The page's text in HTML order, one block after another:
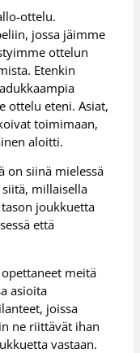
ottelu.
jossa jäimme
ottelun
Etenkin
ottelu eteni. Asiat,
toimimaan,
aloitti.
on siinä mielessä
millaisella
joukkuetta
että
meitä
asioita
joissa
ne riittävät ihan
vastaan.